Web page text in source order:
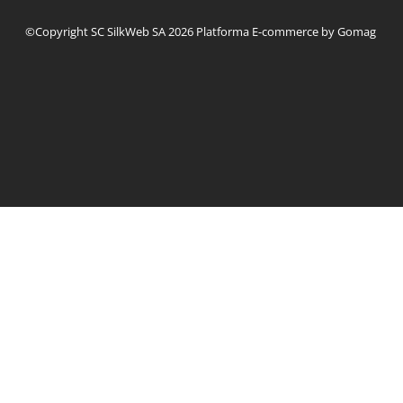
©Copyright SC SilkWeb SA 2026 Platforma E-commerce by Gomag